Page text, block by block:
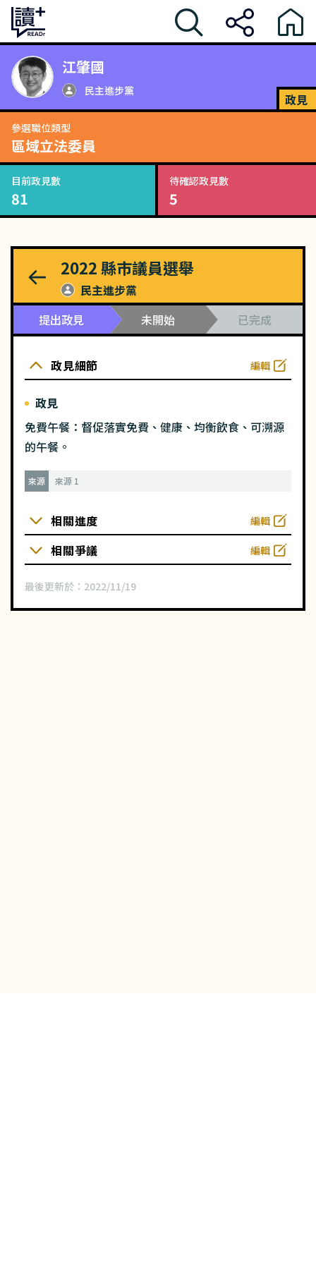
江肇國
民主進步黨
政見
參選職位類型
區域立法委員
目前政見數
81
待確認政見數
5
2022 縣市議員選舉
民主進步黨
提出政見
未開始 已完成
政見細節 編輯
政見
免費午餐：督促落實免費、健康、均衡飲食、可溯源
的午餐。
來源 來源 1
相關進度 編輯
相關爭議 編輯
最後更新於： 2022/11/19